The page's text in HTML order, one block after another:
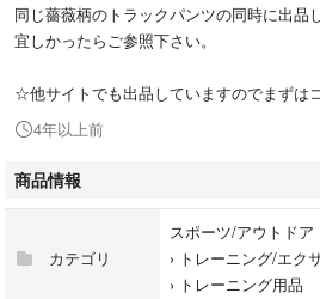
同じ薔薇柄のトラックパンツの同時に出品
宜しかったらご参照下さい。
☆他サイトでも出品していますのでまずは
4年以上前
商品情報
カテゴリ
スポーツ/アウトドア
› トレーニング/エク
› トレーニング用品